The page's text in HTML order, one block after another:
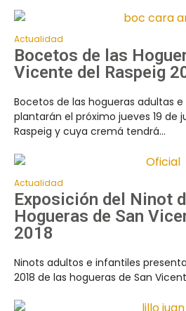
Actualidad
Bocetos de las
Vicente del Raspeig
Bocetos de las hogueras adultas
plantarán el próximo jueves 19 de
Raspeig y cuya cremá tendrá...
Actualidad
Exposición del Ninot
Hogueras de San
2018
Ninots adultos e infantiles
2018 de las hogueras de San